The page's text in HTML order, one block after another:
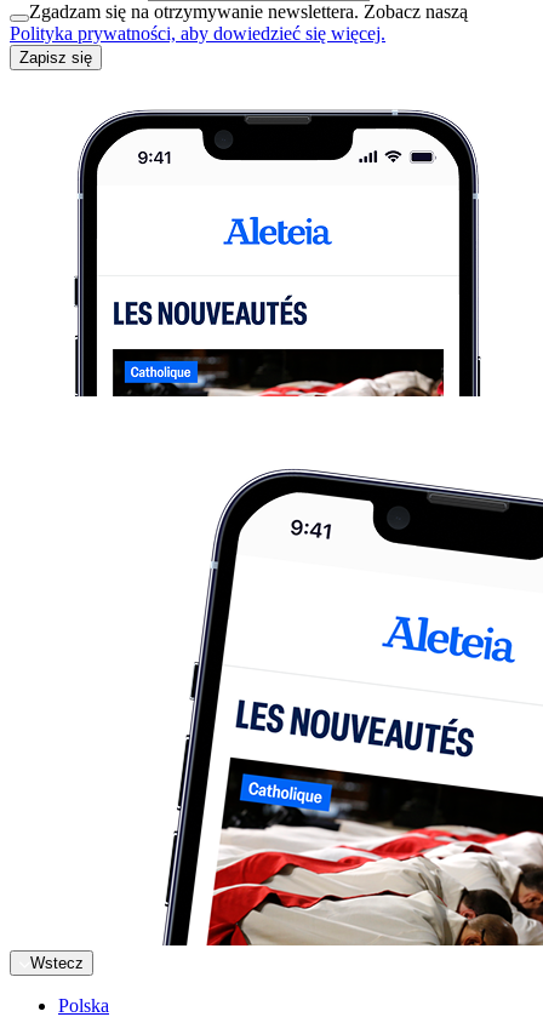
Zgadzam się na otrzymywanie newslettera. Zobacz naszą
Polityka prywatności, aby dowiedzieć się więcej.
Zapisz się
Wstecz
Polska